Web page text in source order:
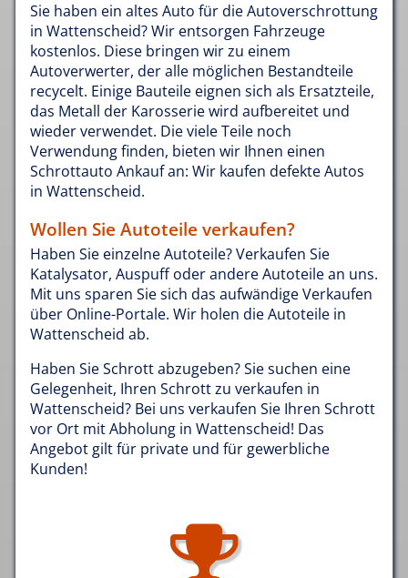
Sie haben ein altes Auto für die Autoverschrottung
in Wattenscheid? Wir entsorgen Fahrzeuge
kostenlos. Diese bringen wir zu einem
Autoverwerter, der alle möglichen Bestandteile
recycelt. Einige Bauteile eignen sich als Ersatzteile,
das Metall der Karosserie wird aufbereitet und
wieder verwendet. Die viele Teile noch
Verwendung finden, bieten wir Ihnen einen
Schrottauto Ankauf an: Wir kaufen defekte Autos
in Wattenscheid.
Wollen Sie Autoteile verkaufen?
Haben Sie einzelne Autoteile? Verkaufen Sie
Katalysator, Auspuff oder andere Autoteile an uns.
Mit uns sparen Sie sich das aufwändige Verkaufen
über Online-Portale. Wir holen die Autoteile in
Wattenscheid ab.
Haben Sie Schrott abzugeben? Sie suchen eine
Gelegenheit, Ihren Schrott zu verkaufen in
Wattenscheid? Bei uns verkaufen Sie Ihren Schrott
vor Ort mit Abholung in Wattenscheid! Das
Angebot gilt für private und für gewerbliche
Kunden!